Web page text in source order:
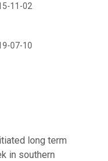
11-02
07-10
long term
in southern